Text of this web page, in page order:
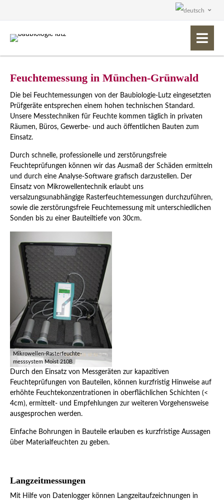
Feuchtemessung in München-Grünwald
Die bei Feuchtemessungen von der Baubiologie-Lutz eingesetzten
Prüfgeräte entsprechen einem hohen technischen Standard.
Unsere Messtechniken für Feuchte kommen täglich in privaten
Räumen, Büros, Gewerbe- und auch öffentlichen Bauten zum
Einsatz.
Durch schnelle, professionelle und zerstörungsfreie
Feuchteprüfungen können wir das Ausmaß der Schäden ermitteln
und durch eine Analyse-Software grafisch darzustellen. Der
Einsatz von Mikrowellentechnik erlaubt uns
versalzungsunabhängige Rasterfeuchtemessungen durchzuführen,
sowie die zerstörungsfreie Feuchtemessung mit unterschiedlichen
Sonden bis zu einer Bauteiltiefe von 30cm.
Mikrowellen-Rasterfeuchte-
messsystem Moist 210B
Durch den Einsatz von Messgeräten zur kapazitiven
Feuchteprüfungen von Bauteilen, können kurzfristig Hinweise auf
erhöhte Feuchtekonzentrationen in oberflächlichen Schichten (<
4cm), ermittelt- und Empfehlungen zur weiteren Vorgehensweise
ausgesprochen werden.
Einfache Bohrungen in Bauteile erlauben es kurzfristige Aussagen
über Materialfeuchten zu geben.
Oberflächenfeuchtemessung /
Langzeitmessungen
Mit Hilfe von Datenlogger können Langzeitaufzeichnungen in